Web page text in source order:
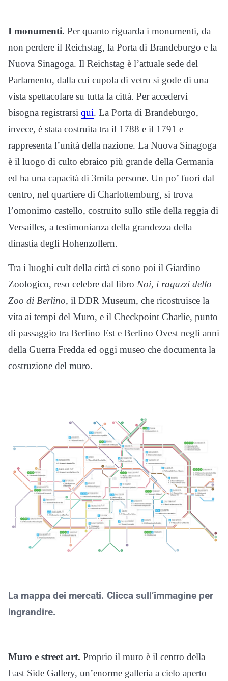
I monumenti. Per quanto riguarda i monumenti, da
non perdere il Reichstag, la Porta di Brandeburgo e la
Nuova Sinagoga. Il Reichstag è l’attuale sede del
Parlamento, dalla cui cupola di vetro si gode di una
vista spettacolare su tutta la città. Per accedervi
bisogna registrarsi qui. La Porta di Brandeburgo,
invece, è stata costruita tra il 1788 e il 1791 e
rappresenta l’unità della nazione. La Nuova Sinagoga
è il luogo di culto ebraico più grande della Germania
ed ha una capacità di 3mila persone. Un po’ fuori dal
centro, nel quartiere di Charlottemburg, si trova
l’omonimo castello, costruito sullo stile della reggia di
Versailles, a testimonianza della grandezza della
dinastia degli Hohenzollern.
Tra i luoghi cult della città ci sono poi il Giardino
Zoologico, reso celebre dal libro Noi, i ragazzi dello
Zoo di Berlino, il DDR Museum, che ricostruisce la
vita ai tempi del Muro, e il Checkpoint Charlie, punto
di passaggio tra Berlino Est e Berlino Ovest negli anni
della Guerra Fredda ed oggi museo che documenta la
costruzione del muro.
La mappa dei mercati. Clicca sull’immagine per
ingrandire.
Muro e street art. Proprio il muro è il centro della
East Side Gallery, un’enorme galleria a cielo aperto